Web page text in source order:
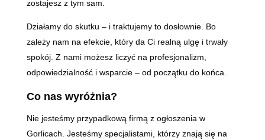
zostajesz z tym sam.
Działamy do skutku – i traktujemy to dosłownie. Bo
zależy nam na efekcie, który da Ci realną ulgę i trwały
spokój. Z nami możesz liczyć na profesjonalizm,
odpowiedzialność i wsparcie – od początku do końca.
Co nas wyróżnia?
Nie jesteśmy przypadkową firmą z ogłoszenia w
Gorlicach. Jesteśmy specjalistami, którzy znają się na